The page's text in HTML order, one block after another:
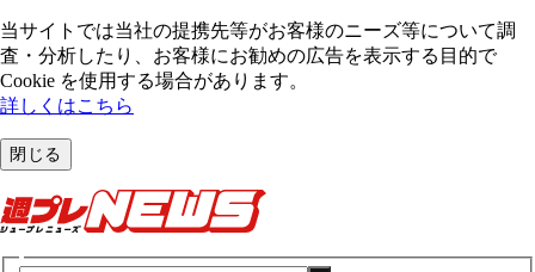
当サイトでは当社の提携先等がお客様のニーズ等について調
査・分析したり、お客様にお勧めの広告を表⽰する⽬的で
Cookie を使⽤する場合があります。
詳しくはこちら
閉じる